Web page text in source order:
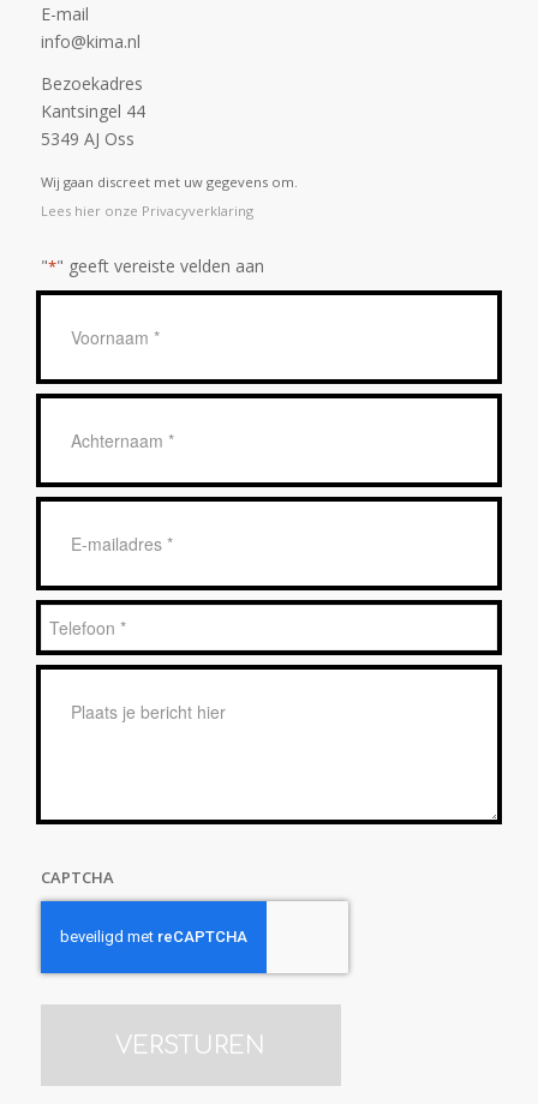
E-mail
info@kima.nl
Bezoekadres
Kantsingel 44
5349 AJ Oss
Wij gaan discreet met uw gegevens om.
Lees hier onze Privacyverklaring
"*" geeft vereiste velden aan
mailadres
Telefoon
CAPTCHA